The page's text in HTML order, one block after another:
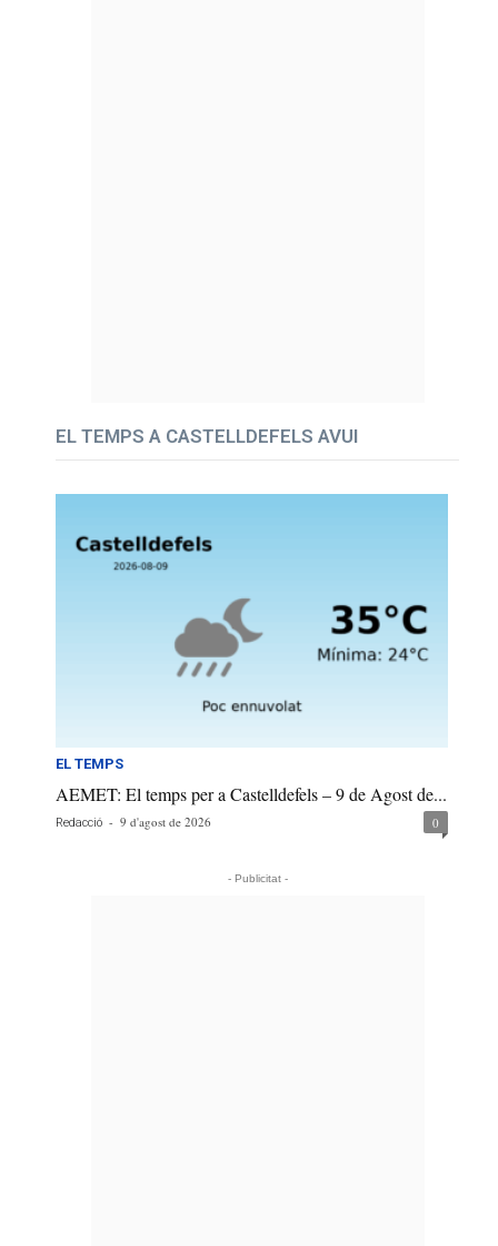
EL TEMPS A CASTELLDEFELS AVUI
EL TEMPS
AEMET: El temps per a Castelldefels – 9 de Agost de...
Redacció - 9 d'agost de 2026 0
- Publicitat -